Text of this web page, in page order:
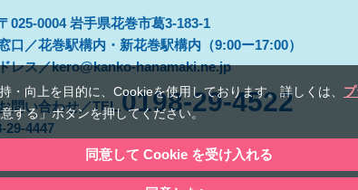
・向上を⽬的に、Cookieを使⽤しております。詳しくは、
する」ボタンを押してください。
同意して Cookie を受け入れる
025-0004 岩手県花巻市葛3-183-1
口／花巻駅構内・新花巻駅構内（9:00ー17:00）
レス／kero@kanko-hanamaki.ne.jp
問い合わせ／TEL.0198-29-4522
29-4447